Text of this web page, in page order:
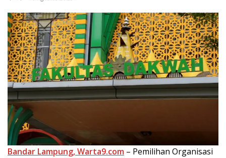
Bandar Lampung, Warta9.com – Pemilihan Organisasi